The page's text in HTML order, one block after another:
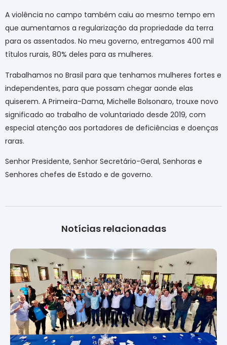
A violência no campo também caiu ao mesmo tempo em
que aumentamos a regularização da propriedade da terra
para os assentados. No meu governo, entregamos 400 mil
títulos rurais, 80% deles para as mulheres.
Trabalhamos no Brasil para que tenhamos mulheres fortes e
independentes, para que possam chegar aonde elas
quiserem. A Primeira-Dama, Michelle Bolsonaro, trouxe novo
significado ao trabalho de voluntariado desde 2019, com
especial atenção aos portadores de deficiências e doenças
raras.
Senhor Presidente, Senhor Secretário-Geral, Senhoras e
Senhores chefes de Estado e de governo.
Notícias relacionadas